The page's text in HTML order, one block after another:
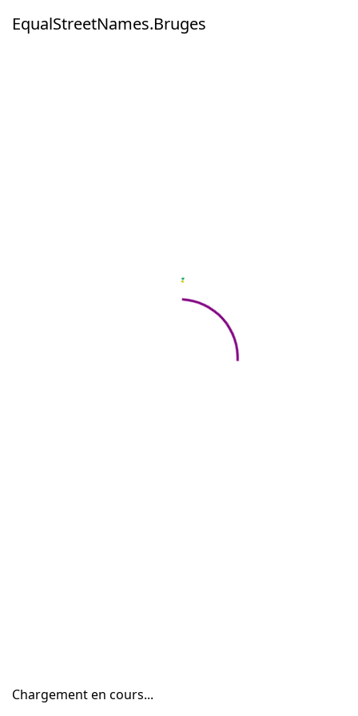
EqualStreetNames.Bruges
Chargement en cours...
EqualStreetNames.Bruges